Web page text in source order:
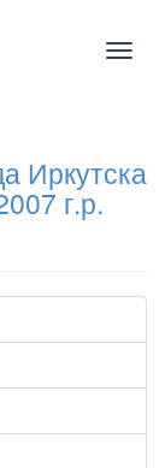
Иркутска
г.р.